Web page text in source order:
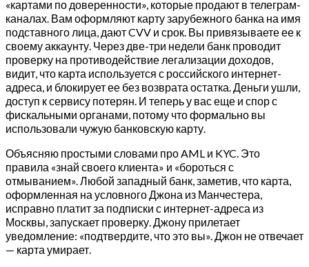
«картами по доверенности», которые продают в телеграм-
каналах. Вам оформляют карту зарубежного банка на имя
подставного лица, дают CVV и срок. Вы привязываете ее к
своему аккаунту. Через две-три недели банк проводит
проверку на противодействие легализации доходов,
видит, что карта используется с российского интернет-
адреса, и блокирует ее без возврата остатка. Деньги ушли,
доступ к сервису потерян. И теперь у вас еще и спор с
фискальными органами, потому что формально вы
использовали чужую банковскую карту.
Объясняю простыми словами про AML и KYC. Это
правила «знай своего клиента» и «бороться с
отмыванием». Любой западный банк, заметив, что карта,
оформленная на условного Джона из Манчестера,
исправно платит за подписки с интернет-адреса из
Москвы, запускает проверку. Джону прилетает
уведомление: «подтвердите, что это вы». Джон не отвечает
— карта умирает.